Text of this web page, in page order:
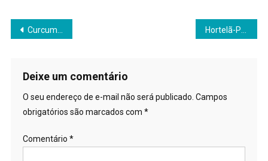
Navegação
Post
Curcumina
Deixe um comentário
O seu endereço de e-mail não será publicado. Campos
obrigatórios são marcados com *
Comentário *